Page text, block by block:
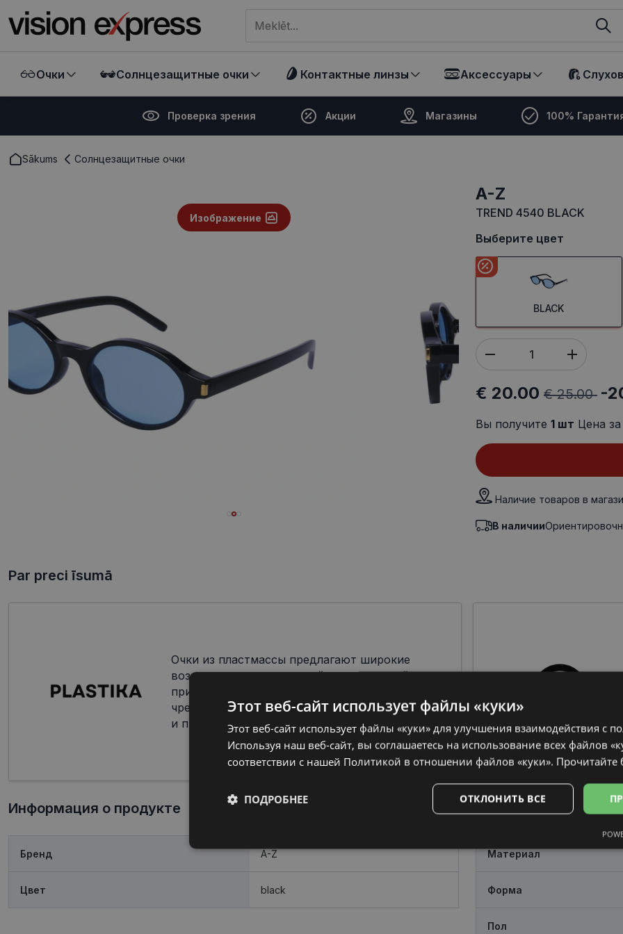
Meklēt visā veikalā
Очки Солнцезащитные очки Контактные линзы Аксессуары
Проверка зрения Акции Магазины 100%
Sākums Солнцезащитные очки
Изображение
A-Z
TREND 4540 BLACK
Выберите цвет
BLACK
€ 20.00 € 25.00 -
Вы получите 1 шт Цена
Наличие товаров в
В наличии
Par preci īsumā
Очки из пластмассы предлагают широкие
возможности по цветовой гамме и дизайну
при изготовлении оправы, что делает их
чрезвычайно популярными среди дизайнеров
и производителей.
Информация о продукте
Бренд A-Z
Цвет black
Материал
Форма
Пол
Этот веб-сайт использует файлы «куки»
Этот веб-сайт использует файлы «куки» для улучшения взаимодействия с
Используя наш веб-сайт, вы соглашаетесь на использование всех файлов
соответствии с нашей Политикой в ​​отношении файлов «куки». Прочитайте
ОТКЛОНИТЬ ВСЕ
ПОДРОБНЕЕ